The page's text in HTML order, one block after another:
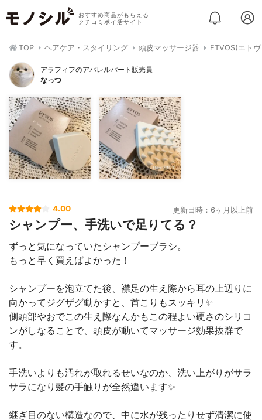
おすすめ商品がもらえる
クチコミポイ活サイト
TOP ヘアケア・スタイリング 頭皮マッサージ器 ETVOS(エト
アラフィフのアパレルパート販売員
なっつ
4.00 更新日時：6ヶ月以上前
シャンプー、手洗いで足りてる？
ずっと気になっていたシャンプーブラシ。
もっと早く買えばよかった！
シャンプーを泡立てた後、襟足の生え際から耳の上辺りに
向かってジグザグ動かすと、首こりもスッキリ✨
側頭部やおでこの生え際なんかもこの程よい硬さのシリコ
ンがしなることで、頭皮が動いてマッサージ効果抜群で
す。
手洗いよりも汚れが取れるせいなのか、洗い上がりがサラ
サラになり髪の手触りが全然違います✨
継ぎ目のない構造なので、中に水が残ったりせず清潔に使